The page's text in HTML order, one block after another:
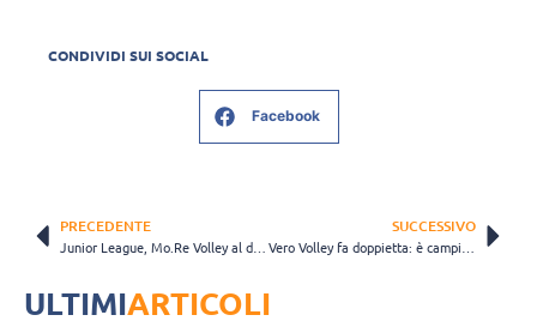
CONDIVIDI SUI SOCIAL
Facebook
PRECEDENTE SUCCESSIVO
ULTIMIARTICOLI